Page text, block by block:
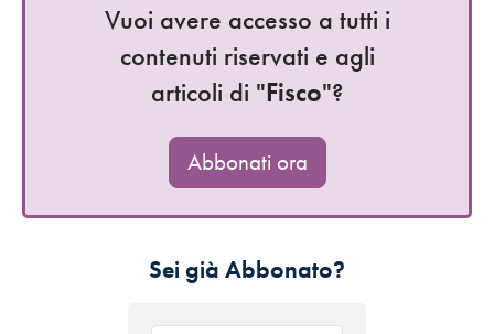
Vuoi avere accesso a tutti i
contenuti riservati e agli
articoli di "Fisco"?
Abbonati ora
Sei già Abbonato?